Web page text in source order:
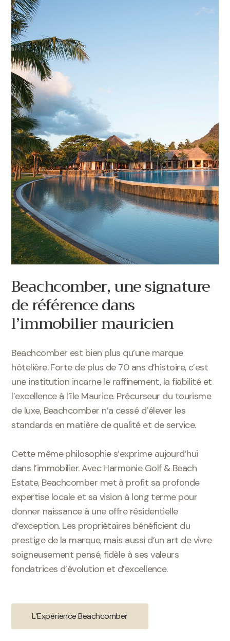
Beachcomber, une signature
de référence dans
l’immobilier mauricien
Beachcomber est bien plus qu’une marque
hôtelière. Forte de plus de 70 ans d’histoire, c’est
une institution incarne le raffinement, la fiabilité et
l’excellence à l’île Maurice. Précurseur du tourisme
de luxe, Beachcomber n’a cessé d’élever les
standards en matière de qualité et de service.
Cette même philosophie s’exprime aujourd’hui
dans l’immobilier. Avec Harmonie Golf & Beach
Estate, Beachcomber met à profit sa profonde
expertise locale et sa vision à long terme pour
donner naissance à une offre résidentielle
d’exception. Les propriétaires bénéficient du
prestige de la marque, mais aussi d’un art de vivre
soigneusement pensé, fidèle à ses valeurs
fondatrices d’évolution et d’excellence.
L’Expérience Beachcomber